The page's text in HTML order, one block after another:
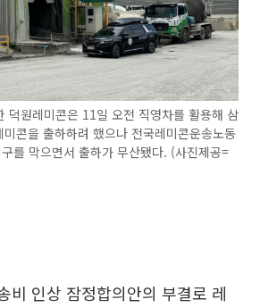
원레미콘은 11일 오전 직영차를 활용해 삼
콘을 출하하려 했으나 전국레미콘운송노동
를 막으면서 출하가 무산됐다. (사진제공=
비 인상 잠정합의안의 부결로 레